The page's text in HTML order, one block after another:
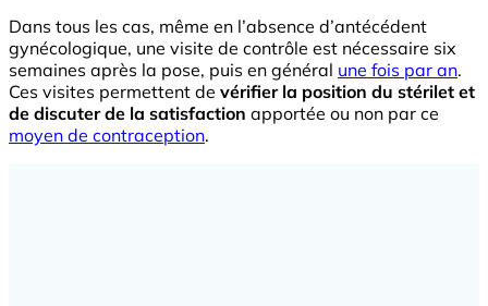
Dans tous les cas, même en l’absence d’antécédent
gynécologique, une visite de contrôle est nécessaire six
semaines après la pose, puis en général une fois par an.
Ces visites permettent de vérifier la position du stérilet et
de discuter de la satisfaction apportée ou non par ce
moyen de contraception.